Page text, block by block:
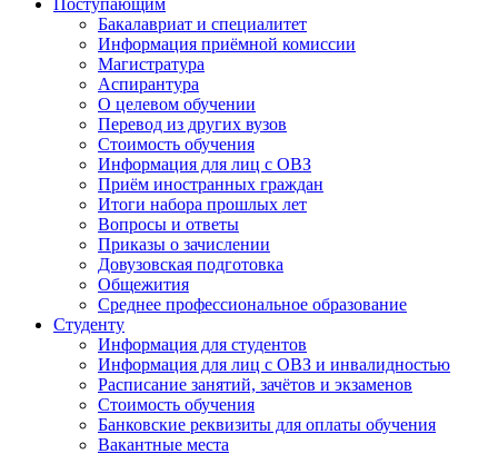
Поступающим
Бакалавриат и специалитет
Информация приёмной комиссии
Магистратура
Аспирантура
О целевом обучении
Перевод из других вузов
Стоимость обучения
Информация для лиц с ОВЗ
Приём иностранных граждан
Итоги набора прошлых лет
Вопросы и ответы
Приказы о зачислении
Довузовская подготовка
Общежития
Среднее профессиональное образование
Студенту
Информация для студентов
Информация для лиц с ОВЗ и инвалидностью
Расписание занятий, зачётов и экзаменов
Стоимость обучения
Банковские реквизиты для оплаты обучения
Вакантные места